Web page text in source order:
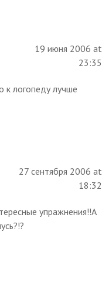
19 июня 2006 at
23:35
к логопеду лучше
27 сентября 2006 at
18:32
упражнения!!А